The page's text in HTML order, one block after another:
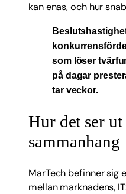
kan enas, och hur
som löser
på dagar
tar veckor.
Hur det ser
sammanhang
MarTech befinner sig
mellan marknadens,